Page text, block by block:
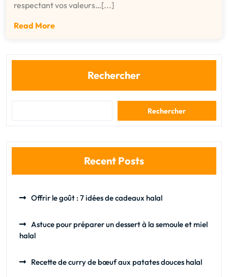
respectant vos valeurs…[...]
Read More
Rechercher
Rechercher
Recent Posts
Offrir le goût : 7 idées de cadeaux halal
Astuce pour préparer un dessert à la semoule et miel
halal
Recette de curry de bœuf aux patates douces halal